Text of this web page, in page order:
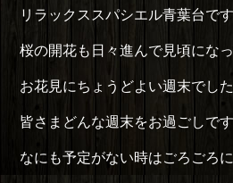
リラックススパシエル青葉台です
桜の開花も日々進んで見頃にな
お花見にちょうどよい週末でし
皆さまどんな週末をお過ごしで
なにも予定がない時はごろごろ